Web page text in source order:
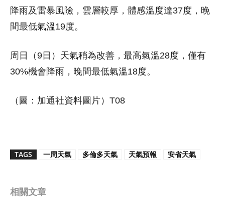
降雨及雷暴風險，雲層較厚，體感溫度達37度，晚
間最低氣溫19度。
周日（9日）天氣稍為改善，最高氣溫28度，僅有
30%機會降雨，晚間最低氣溫18度。
（圖：加通社資料圖片）T08
TAGS 一周天氣 多倫多天氣 天氣預報 安省天氣
相關文章